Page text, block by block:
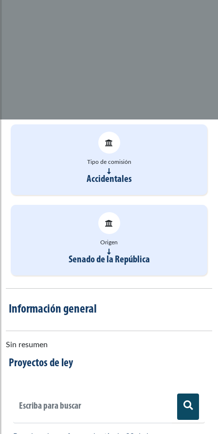
Tipo de comisión
Accidentales
Origen
Senado de la República
Información general
Sin resumen
Proyectos de ley